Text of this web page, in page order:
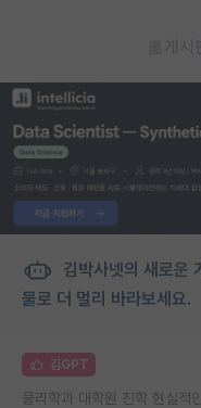
게시
김박사넷의 새로운
물로 더 멀리 바라보세요.
김GPT
물리학과 대학원 진학 현실적